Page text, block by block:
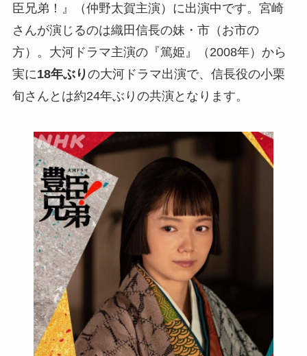
臣兄弟！』（仲野太賀主演）に出演中です。宮崎
さんが演じるのは織田信長の妹・市（お市の
方）。大河ドラマ主演の『篤姫』（2008年）から
実に18年ぶりの大河ドラマ出演で、信長役の小栗
旬さんとは約24年ぶりの共演となります。